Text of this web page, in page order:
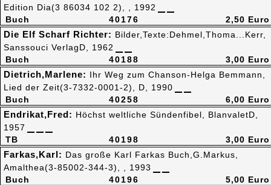
40176
Buch
Edition Dia(3 86034 102 2), , 1992
2,50 Euro
40188
Buch
Die Elf Scharf Richter: Bilder,Texte:Dehmel,Thoma...Kerr,
Sanssouci VerlagD, 1962
3,00 Euro
40258
Buch
Dietrich,Marlene: Ihr Weg zum Chanson-Helga Bemmann,
Lied der Zeit(3-7332-0001-2), D, 1990
6,00 Euro
40198
TB
Endrikat,Fred: Höchst weltliche Sündenfibel, BlanvaletD,
1957
3,00 Euro
40196
Buch
Farkas,Karl: Das große Karl Farkas Buch,G.Markus,
Amalthea(3-85002-344-3), , 1993
5,00 Euro